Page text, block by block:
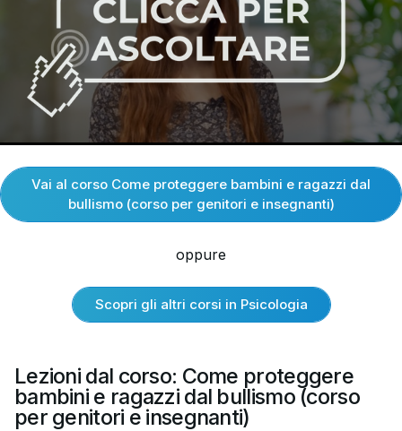
Vai al corso Come proteggere bambini e ragazzi dal
bullismo (corso per genitori e insegnanti)
oppure
Scopri gli altri corsi in Psicologia
Lezioni dal corso: Come proteggere
bambini e ragazzi dal bullismo (corso
per genitori e insegnanti)